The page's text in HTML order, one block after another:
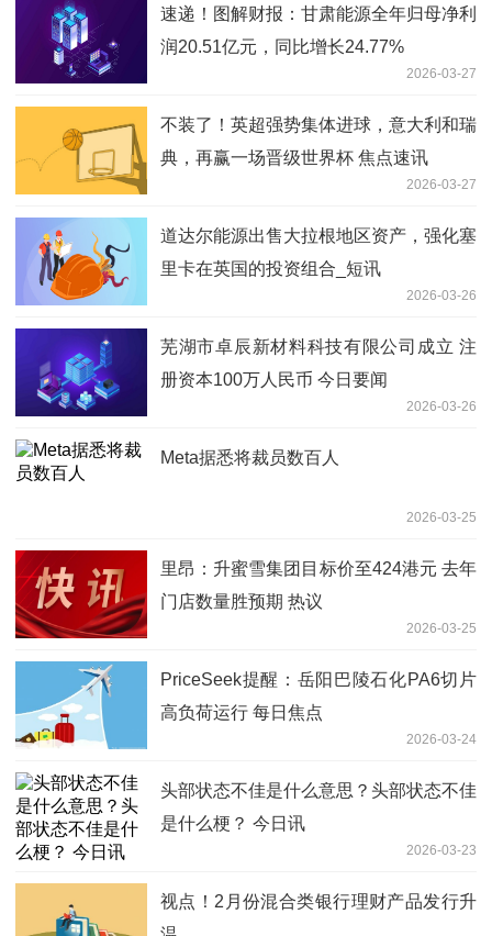
速递！图解财报：甘肃能源全年归母净利
润20.51亿元，同比增长24.77%
2026-03-27
不装了！英超强势集体进球，意大利和瑞
典，再赢一场晋级世界杯 焦点速讯
2026-03-27
道达尔能源出售大拉根地区资产，强化塞
里卡在英国的投资组合_短讯
2026-03-26
芜湖市卓辰新材料科技有限公司成立 注
册资本100万人民币 今日要闻
2026-03-26
Meta据悉将裁员数百人
2026-03-25
里昂：升蜜雪集团目标价至424港元 去年
门店数量胜预期 热议
2026-03-25
PriceSeek提醒：岳阳巴陵石化PA6切片
高负荷运行 每日焦点
2026-03-24
头部状态不佳是什么意思？头部状态不佳
是什么梗？ 今日讯
2026-03-23
视点！2月份混合类银行理财产品发行升